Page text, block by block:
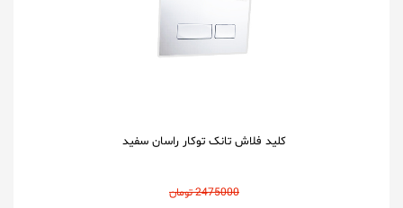
کلید فلاش تانک توکار راسان سفید
2475000 تومان